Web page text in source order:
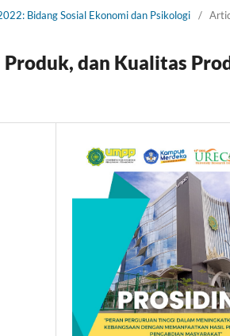
Bidang Sosial Ekonomi dan Psikologi /
dan Kualitas